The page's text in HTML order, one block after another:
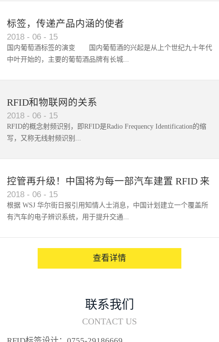
标签，传递产品内涵的使者
2018 - 06 - 15
国内葡萄酒标签的演变 国内葡萄酒的兴起是从上个世纪九十年代
中叶开始的，主要的葡萄酒品牌有长城...
RFID和物联网的关系
2018 - 06 - 15
RFID的概念射频识别，即RFID是Radio Frequency Identification的缩
写，又称无线射频识别...
控管再升级！中国将为每一部汽车建置 RFID 来
架构辨识系统
2018 - 06 - 15
根据 WSJ 华尔街日报引用知情人士消息，中国计划建立一个覆盖所
有汽车的电子辨识系统，用于提升交通...
查看详情
联系我们
CONTACT US